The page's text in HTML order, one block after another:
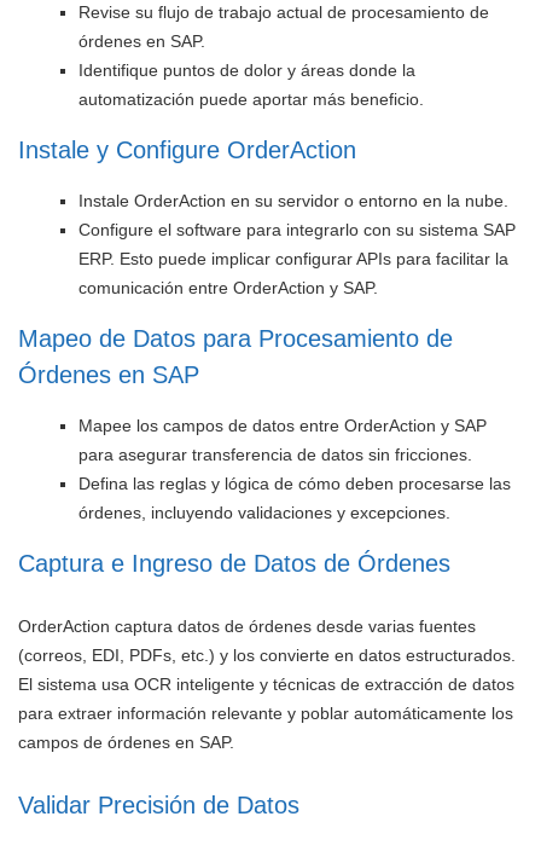
Revise su flujo de trabajo actual de procesamiento de
órdenes en SAP.
Identifique puntos de dolor y áreas donde la
automatización puede aportar más beneficio.
Instale y Configure OrderAction
Instale OrderAction en su servidor o entorno en la nube.
Configure el software para integrarlo con su sistema SAP
ERP. Esto puede implicar configurar APIs para facilitar la
comunicación entre OrderAction y SAP.
Mapeo de Datos para Procesamiento de
Órdenes en SAP
Mapee los campos de datos entre OrderAction y SAP
para asegurar transferencia de datos sin fricciones.
Defina las reglas y lógica de cómo deben procesarse las
órdenes, incluyendo validaciones y excepciones.
Captura e Ingreso de Datos de Órdenes
OrderAction captura datos de órdenes desde varias fuentes
(correos, EDI, PDFs, etc.) y los convierte en datos estructurados.
El sistema usa OCR inteligente y técnicas de extracción de datos
para extraer información relevante y poblar automáticamente los
campos de órdenes en SAP.
Validar Precisión de Datos